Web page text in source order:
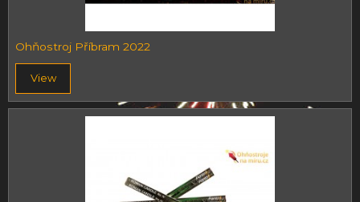
Ohňostroj Příbram 2022
View